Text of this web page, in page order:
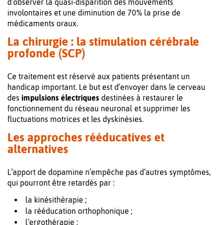
d’observer la quasi-disparition des mouvements
involontaires et une diminution de 70% la prise de
médicaments oraux.
La chirurgie : la stimulation cérébrale
profonde (SCP)
Ce traitement est réservé aux patients présentant un
handicap important. Le but est d’envoyer dans le cerveau
des impulsions électriques destinées à restaurer le
fonctionnement du réseau neuronal et supprimer les
fluctuations motrices et les dyskinésies.
Les approches rééducatives et
alternatives
L’apport de dopamine n’empêche pas d’autres symptômes,
qui pourront être retardés par :
la kinésithérapie ;
la rééducation orthophonique ;
l’ergothérapie ;